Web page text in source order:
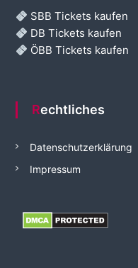
SBB Tickets kaufen
DB Tickets kaufen
ÖBB Tickets kaufen
Rechtliches
Datenschutzerklärung
Impressum